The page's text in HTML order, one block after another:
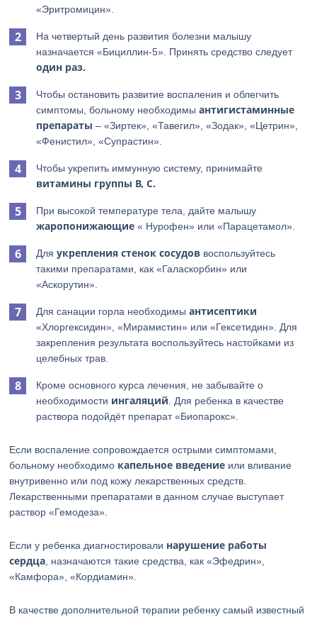
«Эритромицин».
На четвертый день развития болезни малышу
назначается «Бициллин-5». Принять средство следует
один раз.
Чтобы остановить развитие воспаления и облегчить
симптомы, больному необходимыантигистаминные
препараты – «Зиртек», «Тавегил», «Зодак», «Цетрин»,
«Фенистил», «Супрастин».
Чтобы укрепить иммунную систему, принимайте
витамины группы В, С.
При высокой температуре тела, дайте малышу
жаропонижающие « Нурофен» или «Парацетамол».
Дляукрепления стенок сосудов воспользуйтесь
такими препаратами, как «Галаскорбин» или
«Аскорутин».
Для санации горла необходимыантисептики
«Хлоргексидин», «Мирамистин» или «Гексетидин». Для
закрепления результата воспользуйтесь настойками из
целебных трав.
Кроме основного курса лечения, не забывайте о
необходимости ингаляций . Для ребенка в качестве
раствора подойдёт препарат «Биопарокс».
Если воспаление сопровождается острыми симптомами,
больному необходимо капельное введение или вливание
внутривенно или под кожу лекарственных средств.
Лекарственными препаратами в данном случае выступает
раствор «Гемодеза».
Если у ребенка диагностировали нарушение работы
сердца , назначаются такие средства, как «Эфедрин»,
«Камфора», «Кордиамин».
В качестве дополнительной терапии ребенку самый известный